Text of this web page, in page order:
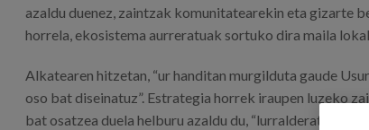
azaldu duenez, zaintzak komunitatearekin eta gizarte
horrela, ekosistema aurreratuak sortuko dira maila
Alkatearen hitzetan, “ur handitan murgilduta gaude
oso bat diseinatuz”. Estrategia horrek iraupen luzeko
bat osatzea duela helburu azaldu du, “lurralderatua,